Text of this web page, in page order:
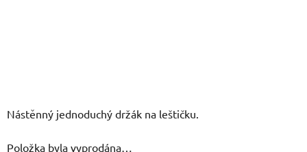
Nástěnný jednoduchý držák na leštičku.
Položka byla vyprodána…